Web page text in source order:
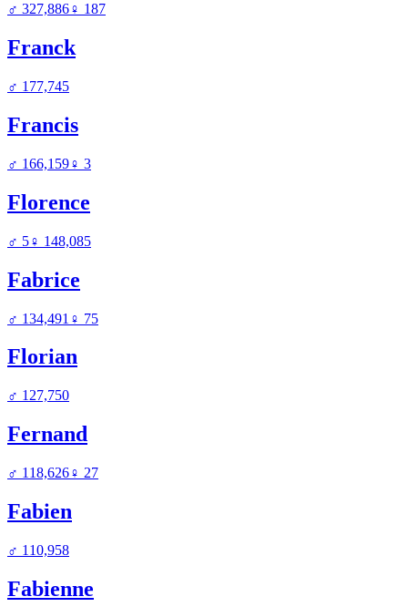
♂ 327,886♀ 187
Franck
♂ 177,745
Francis
♂ 166,159♀ 3
Florence
♂ 5♀ 148,085
Fabrice
♂ 134,491 ♀ 75
Florian
♂ 127,750
Fernand
♂ 118,626♀ 27
Fabien
♂ 110,958
Fabienne